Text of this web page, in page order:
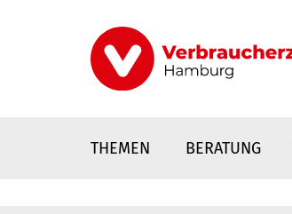
THEMEN BERATUNG